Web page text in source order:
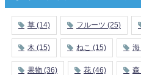
草 (14) フルーツ (25)
木 (15) ねこ (15) 海
果物 (36) 花 (46) 森